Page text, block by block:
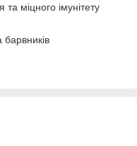
міцного імунітету
барвників